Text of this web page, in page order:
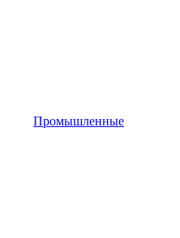
Промышленные